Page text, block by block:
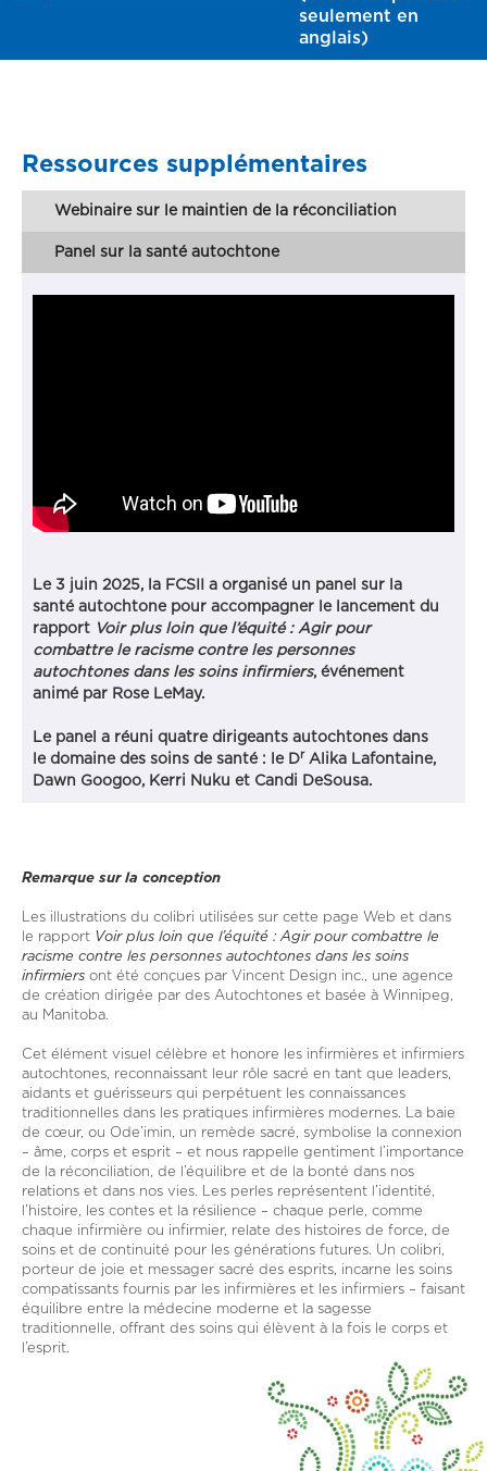
seulement en
anglais)
Ressources supplémentaires
Webinaire sur le maintien de la réconciliation
Panel sur la santé autochtone
Le 3 juin 2025, la FCSII a organisé un panel sur la
santé autochtone pour accompagner le lancement du
rapport Voir plus loin que l’équité : Agir pour
combattre le racisme contre les personnes
autochtones dans les soins infirmiers, événement
animé par Rose LeMay.
Le panel a réuni quatre dirigeants autochtones dans
le domaine des soins de santé : le Dr Alika Lafontaine,
Dawn Googoo, Kerri Nuku et Candi DeSousa.
Remarque sur la conception
Les illustrations du colibri utilisées sur cette page Web et dans
le rapport Voir plus loin que l’équité : Agir pour combattre le
racisme contre les personnes autochtones dans les soins
infirmiers ont été conçues par Vincent Design inc., une agence
de création dirigée par des Autochtones et basée à Winnipeg,
au Manitoba.
Cet élément visuel célèbre et honore les infirmières et infirmiers
autochtones, reconnaissant leur rôle sacré en tant que leaders,
aidants et guérisseurs qui perpétuent les connaissances
traditionnelles dans les pratiques infirmières modernes. La baie
de cœur, ou Ode’imin, un remède sacré, symbolise la connexion
– âme, corps et esprit – et nous rappelle gentiment l’importance
de la réconciliation, de l’équilibre et de la bonté dans nos
relations et dans nos vies. Les perles représentent l’identité,
l’histoire, les contes et la résilience – chaque perle, comme
chaque infirmière ou infirmier, relate des histoires de force, de
soins et de continuité pour les générations futures. Un colibri,
porteur de joie et messager sacré des esprits, incarne les soins
compatissants fournis par les infirmières et les infirmiers – faisant
équilibre entre la médecine moderne et la sagesse
traditionnelle, offrant des soins qui élèvent à la fois le corps et
l’esprit.